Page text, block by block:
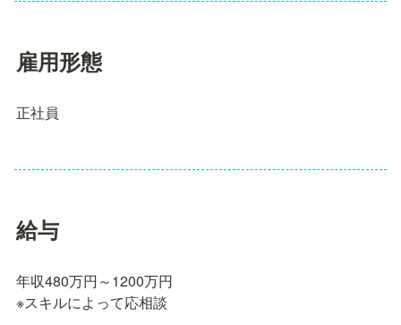
雇用形態
正社員
給与
年収480万円～1200万円